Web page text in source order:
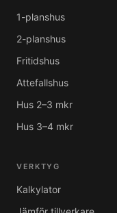
1-planshus
2-planshus
Fritidshus
Attefallshus
Hus 2–3 mkr
Hus 3–4 mkr
VERKTYG
Kalkylator